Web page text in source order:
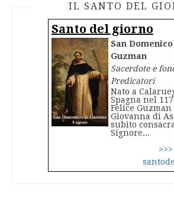
IL SANTO DEL
Santo del giorno
San
Guzman
Sacerdote e
Predicatori
Nato a
Spagna nel
Felice Guzman
Giovanna di
subito
Signore...